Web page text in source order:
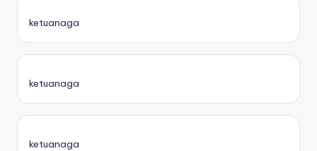
ketuanaga
ketuanaga
ketuanaga